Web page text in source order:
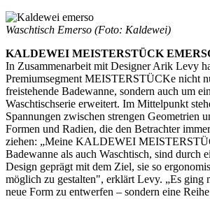
Waschtisch Emerso (Foto: Kaldewei)
KALDEWEI MEISTERSTÜCK
In Zusammenarbeit mit Designer Arik Levy
Premiumsegment MEISTERSTÜCKe nicht
freistehende Badewanne, sondern auch um
Waschtischserie erweitert. Im Mittelpunkt
Spannungen zwischen strengen Geometrien
Formen und Radien, die den Betrachter
ziehen: „Meine KALDEWEI
Badewanne als auch Waschtisch, sind durch
Design geprägt mit dem Ziel, sie so
möglich zu gestalten", erklärt Levy. „Es ging
neue Form zu entwerfen – sondern eine